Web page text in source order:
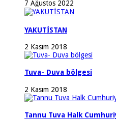
7 Ağustos 2022
YAKUTİSTAN
2 Kasım 2018
Tuva- Duva bölgesi
2 Kasım 2018
Tannu Tuva Halk